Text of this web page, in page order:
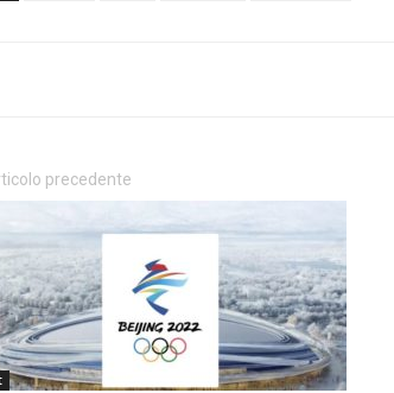
precedente